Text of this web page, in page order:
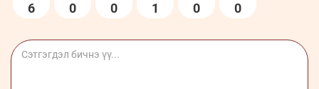
6 0 0 1 0 0